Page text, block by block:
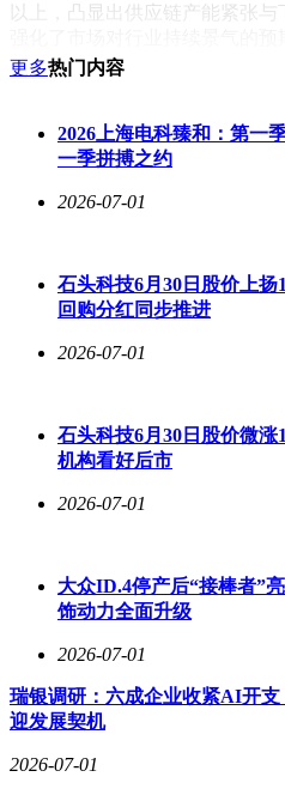
以上，凸显出供应链产能紧张与
更多热门内容
2026上海电科臻和：第一
一季拼搏之约
2026-07-01
石头科技6月30日股价上
回购分红同步推进
2026-07-01
石头科技6月30日股价微
机构看好后市
2026-07-01
大众ID.4停产后“接棒者”
饰动力全面升级
2026-07-01
瑞银调研：六成企业收紧AI开
迎发展契机
2026-07-01